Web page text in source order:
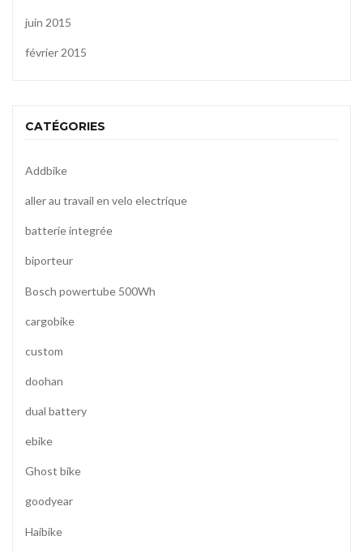
juin 2015
février 2015
CATÉGORIES
Addbike
aller au travail en velo electrique
batterie integrée
biporteur
Bosch powertube 500Wh
cargobike
custom
doohan
dual battery
ebike
Ghost bike
goodyear
Haibike